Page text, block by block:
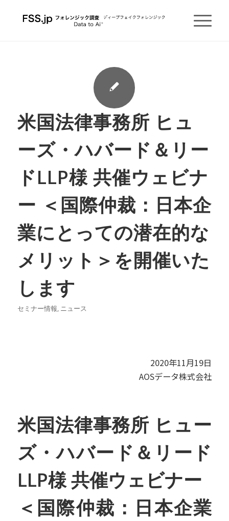
米国法律事務所 ヒュ
ーズ・ハバード＆リー
ドLLP様 共催ウェビナ
ー ＜国際仲裁：日本企
業にとっての潜在的な
メリット＞を開催いた
します
セミナー情報, ニュース
2020年11月19日
AOSデータ株式会社
米国法律事務所 ヒュー
ズ・ハバード＆リード
LLP様 共催ウェビナー
＜国際仲裁：日本企業